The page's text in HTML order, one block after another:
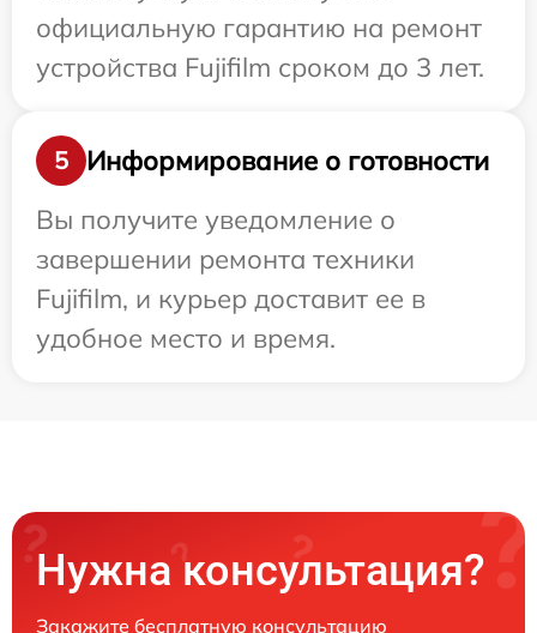
официальную гарантию на ремонт
устройства Fujifilm сроком до 3 лет.
5
Информирование о готовности
Вы получите уведомление о
завершении ремонта техники
Fujifilm, и курьер доставит ее в
удобное место и время.
Нужна консультация?
Закажите бесплатную консультацию